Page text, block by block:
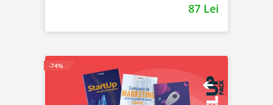
87 Lei
-74%